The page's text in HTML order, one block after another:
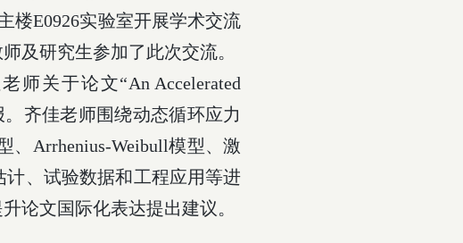
楼E0926实验室开展学术交流
及研究生参加了此次交流。
师关于论文“An Accelerated
。齐佳老师围绕动态循环应力
、
Arrhenius-Weibull模型、激
、试验数据和工程应用等进
论文国际化表达提出建议。